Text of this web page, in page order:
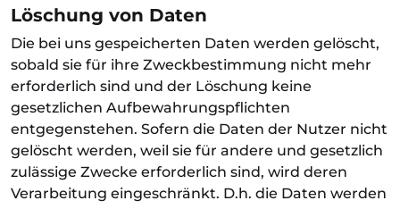
Löschung von Daten
Die bei uns gespeicherten Daten werden gelöscht,
sobald sie für ihre Zweckbestimmung nicht mehr
erforderlich sind und der Löschung keine
gesetzlichen Aufbewahrungspflichten
entgegenstehen. Sofern die Daten der Nutzer nicht
gelöscht werden, weil sie für andere und gesetzlich
zulässige Zwecke erforderlich sind, wird deren
Verarbeitung eingeschränkt. D.h. die Daten werden